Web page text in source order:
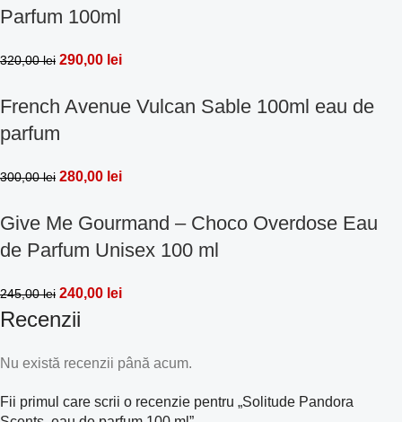
Parfum 100ml
320,00lei 290,00 lei
French Avenue Vulcan Sable 100ml eau de
parfum
300,00lei 280,00 lei
Give Me Gourmand – Choco Overdose Eau
de Parfum Unisex 100 ml
245,00lei 240,00 lei
Recenzii
Nu există recenzii până acum.
Fii primul care scrii o recenzie pentru „Solitude Pandora